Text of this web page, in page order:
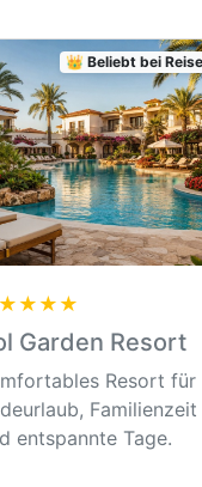
👑 Beliebt bei
Garden Resort
Resort für
Familienzeit
entspannte Tage.